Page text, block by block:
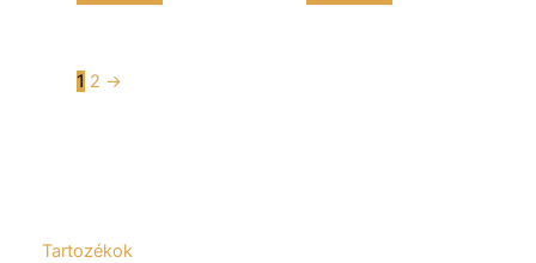
Tartozékok
1 2 →